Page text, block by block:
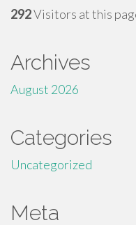
292Visitors at this
Archives
August 2026
Categories
Uncategorized
Meta